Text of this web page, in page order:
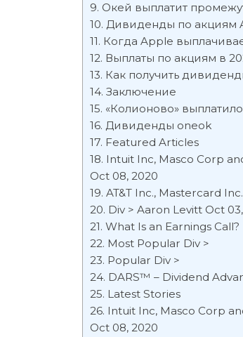
Окей выплатит
Дивиденды по акциям
Когда Apple
Выплаты по акциям в
Как получить
Заключение
«Колионово»
Дивиденды oneok
Featured Articles
Intuit Inc, Masco Corp
Oct 08, 2020
AT&T Inc., Mastercard
Div > Aaron Levitt Oct
What Is an Earnings Call?
Most Popular Div >
Popular Div >
DARS™ – Dividend
Latest Stories
Intuit Inc, Masco Corp
Oct 08, 2020